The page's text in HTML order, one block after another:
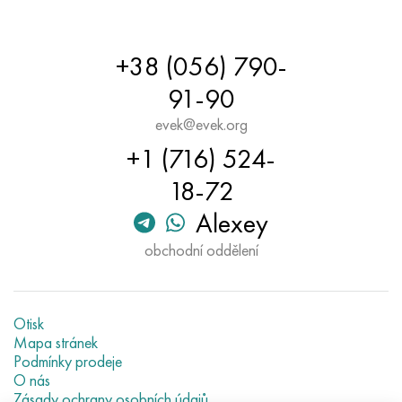
+38 (056) 790-
91-90
evek@evek.org
+1 (716) 524-
18-72
Alexey
obchodní oddělení
Otisk
Mapa stránek
Podmínky prodeje
O nás
45X, 45h, 1,7035
45HN2MFA, k2425, 45hnmf
A40G, 44smn28, 1.0762, 46s20